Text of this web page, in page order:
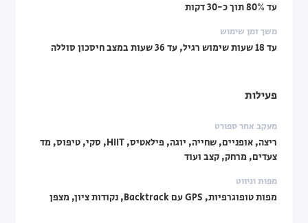
עד 80% תוך כ-30 דקות
משך זמן שימוש
עד 18 שעות שימוש רגיל, עד 36 שעות במצב חיסכון סוללה
פעילות
מעקב אחר ספורט
ריצה, אופניים, שחייה, יוגה, פילאטיס, HIIT, סקי, טיפוס, מד
צעדים, מרחק, קצב ועוד
מפות וניווט
מפות טופוגרפיות, GPS עם Backtrack, נקודות ציון, מצפן